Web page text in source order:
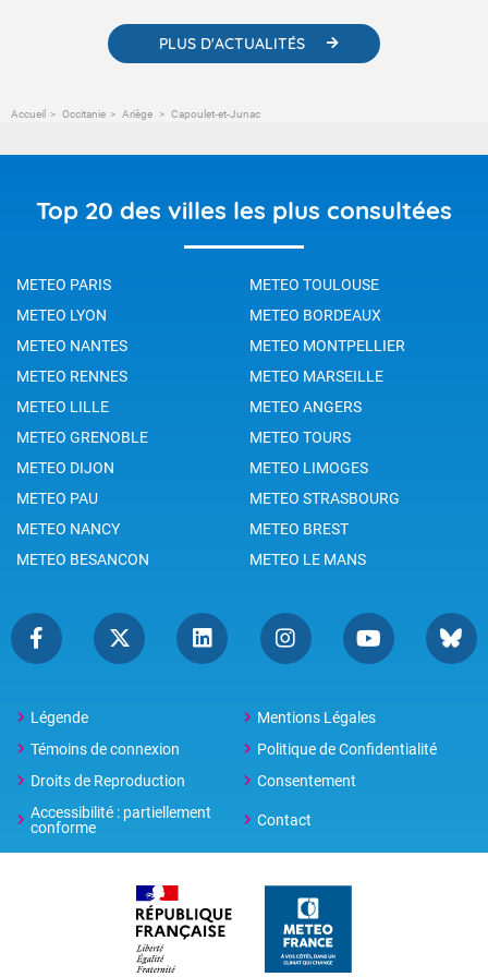
PLUS D'ACTUALITÉS
Accueil Occitanie Ariège Capoulet-et-Junac
Top 20 des villes les plus consultées
METEO PARIS
METEO TOULOUSE
METEO LYON
METEO BORDEAUX
METEO NANTES
METEO MONTPELLIER
METEO RENNES
METEO MARSEILLE
METEO LILLE
METEO ANGERS
METEO GRENOBLE
METEO TOURS
METEO DIJON
METEO LIMOGES
METEO PAU
METEO STRASBOURG
METEO NANCY
METEO BREST
METEO BESANCON
METEO LE MANS
Légende
Mentions Légales
Témoins de connexion
Politique de Confidentialité
Droits de Reproduction
Consentement
Accessibilité : partiellement
conforme
Contact